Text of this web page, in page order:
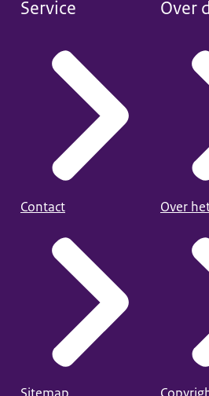
Service
Contact
Over
Over